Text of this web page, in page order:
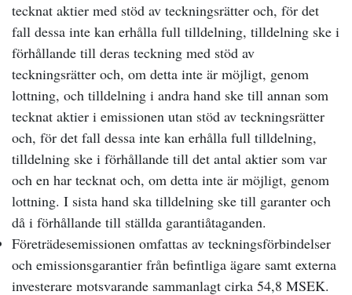
tecknat aktier med stöd av teckningsrätter och, för det
fall dessa inte kan erhålla full tilldelning, tilldelning ske i
förhållande till deras teckning med stöd av
teckningsrätter och, om detta inte är möjligt, genom
lottning, och tilldelning i andra hand ske till annan som
tecknat aktier i emissionen utan stöd av teckningsrätter
och, för det fall dessa inte kan erhålla full tilldelning,
tilldelning ske i förhållande till det antal aktier som var
och en har tecknat och, om detta inte är möjligt, genom
lottning. I sista hand ska tilldelning ske till garanter och
då i förhållande till ställda garantiåtaganden.
Företrädesemissionen omfattas av teckningsförbindelser
och emissionsgarantier från befintliga ägare samt externa
investerare motsvarande sammanlagt cirka 54,8 MSEK.